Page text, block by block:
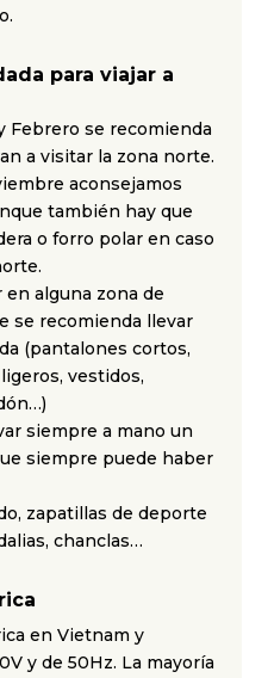
para viajar a
Febrero se recomienda
a visitar la zona norte.
aconsejamos
también hay que
o forro polar en caso
en alguna zona de
se recomienda llevar
(pantalones cortos,
vestidos,
siempre a mano un
siempre puede haber
zapatillas de deporte
chanclas…
en Vietnam y
y de 50Hz. La mayoría